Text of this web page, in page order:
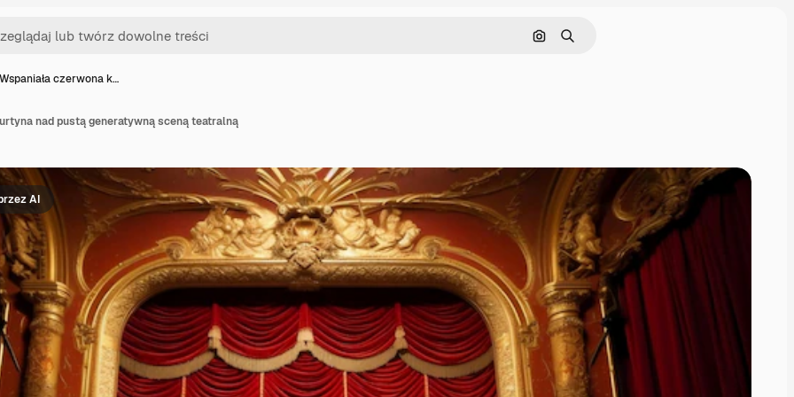
Szukaj według obrazu
Szukaj
Wspaniała czerwona k…
AI
nad pustą generatywną sceną teatralną